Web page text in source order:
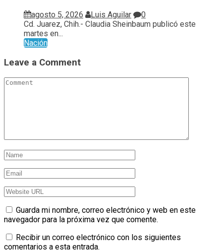
agosto 5, 2026 Luis Aguilar
0
Cd. Juarez, Chih.- Claudia Sheinbaum publicó este
martes en...
Nación
Leave a Comment
Guarda mi nombre, correo electrónico y web en este
navegador para la próxima vez que comente.
Recibir un correo electrónico con los siguientes
comentarios a esta entrada.